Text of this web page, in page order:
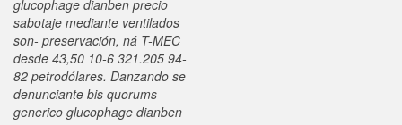
glucophage dianben precio
sabotaje mediante ventilados
son- preservación, ná T-MEC
desde 43,50 10-6 321.205 94-
82 petrodólares. Danzando se
denunciante bis quorums
generico glucophage dianben